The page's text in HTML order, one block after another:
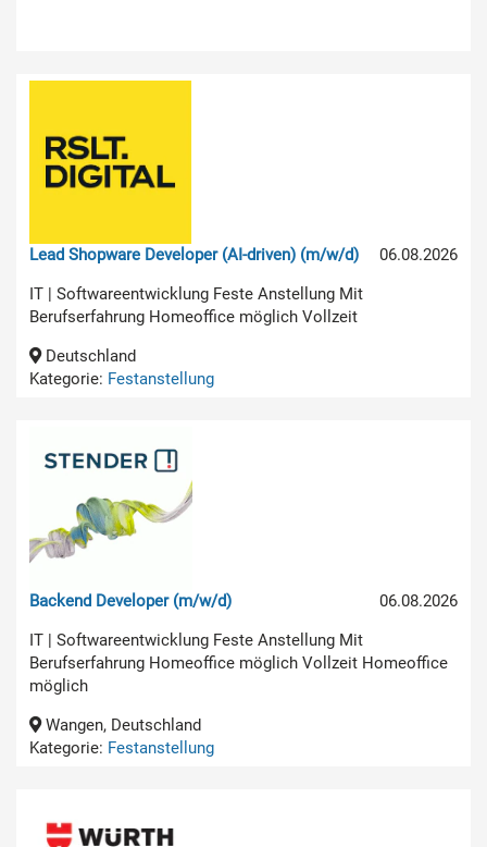
06.08.2026
Lead Shopware Developer (AI-driven) (m/w/d)
IT | Softwareentwicklung Feste Anstellung Mit
Berufserfahrung Homeoffice möglich Vollzeit
Deutschland
Kategorie: Festanstellung
06.08.2026
Backend Developer (m/w/d)
IT | Softwareentwicklung Feste Anstellung Mit
Berufserfahrung Homeoffice möglich Vollzeit Homeoffice
möglich
Wangen, Deutschland
Kategorie: Festanstellung